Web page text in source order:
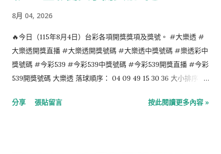
軍，首位在奧林匹克運動會奪得金牌的朝鮮族運動員，曾 擔任韓
國田徑聯盟主席及韓國體育協會會長。（2002年去世） 1915年：
英格麗·褒曼，瑞典演員。曾獲得過三次奧斯卡金像獎，兩次艾美
獎以及一次托尼獎。（1982年去世） 1919年：吳冠中，中國著名
畫家。（2010年去世） 1920年：查利·帕克，美國著名黑人爵士
演員、導演及監製。曾獲兩座奧斯卡獎及四座BAFTA獎。（2014
8月 04, 2026
🔥今日（115年8月4日）台彩各項開獎獎項及獎號。 #大樂透 #
大樂透開獎直播 #大樂透開獎號碼 #大樂透中獎號碼 #樂透彩中
獎號碼 #今彩539 #今彩539中獎號碼 #今彩539開獎直播 #今彩
539開獎號碼 大樂透 落球順序： 04 09 49 15 30 36 大小排序：
09 大小排序： 09 32 35 37 39 4星彩 1 8 4 3 3星彩 9 9 1
分享 張貼留言 按此閱讀更多內容 »